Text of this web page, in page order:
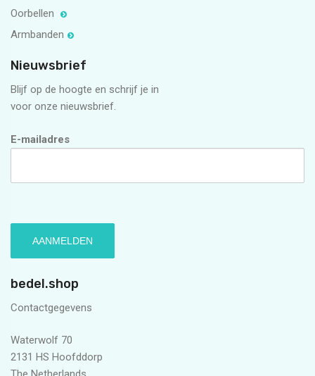
Oorbellen
Armbanden
Nieuwsbrief
Blijf op de hoogte en schrijf je in
voor onze nieuwsbrief.
E-mailadres
bedel.shop
Contactgegevens
Waterwolf 70
2131 HS Hoofddorp